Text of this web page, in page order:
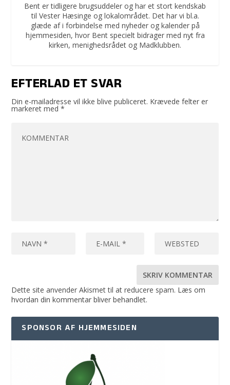
Bent er tidligere brugsuddeler og har et stort kendskab
til Vester Hæsinge og lokalområdet. Det har vi bl.a.
glæde af i forbindelse med nyheder og kalender på
hjemmesiden, hvor Bent specielt bidrager med nyt fra
kirken, menighedsrådet og Madklubben.
EFTERLAD ET SVAR
Din e-mailadresse vil ikke blive publiceret. Krævede felter er
markeret med*
Dette site anvender Akismet til at reducere spam. Læs om
hvordan din kommentar bliver behandlet.
SPONSOR AF HJEMMESIDEN